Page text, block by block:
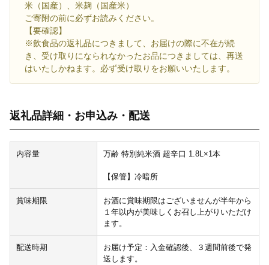
米（国産）、米麹（国産米）
ご寄附の前に必ずお読みください。
【要確認】
※飲食品の返礼品につきまして、お届けの際に不在が続
き、受け取りになられなかったお品につきましては、再送
はいたしかねます。必ず受け取りをお願いいたします。
返礼品詳細・お申込み・配送
内容量 万齢 特別純米酒 超辛口 1.8L×1本
【保管】冷暗所
賞味期限
お酒に賞味期限はございませんが半年から
１年以内が美味しくお召し上がりいただけ
ます。
配送時期
お届け予定：入金確認後、３週間前後で発
送します。